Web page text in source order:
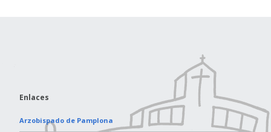
Enlaces
Arzobispado de Pamplona